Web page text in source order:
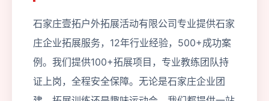
石家庄壹拓户外拓展活动有限公司专业提供石家
庄企业拓展服务，12年行业经验，500+成功案
例。我们提供100+拓展项目，专业教练团队持
证上岗，全程安全保障。无论是石家庄企业团